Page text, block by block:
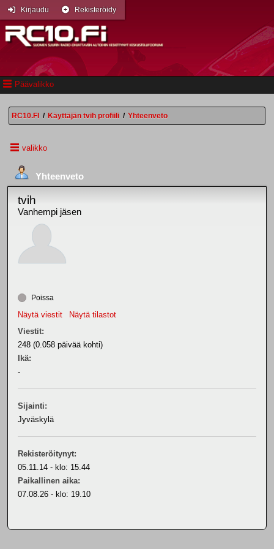
Päävalikko
Kirjaudu Rekisteröidy
RC10.FI / Käyttäjän tvih profiili / Yhteenveto
valikko
Yhteenveto
tvih
Vanhempi jäsen
Poissa
Näytä viestit
Näytä tilastot
Viestit:
248 (0.058 päivää kohti)
Ikä:
-
Sijainti:
Jyväskylä
Rekisteröitynyt:
05.11.14 - klo: 15.44
Paikallinen aika:
07.08.26 - klo: 19.10